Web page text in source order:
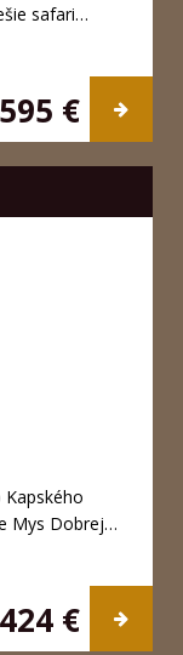
safari…
€
Mys Dobrej…
€